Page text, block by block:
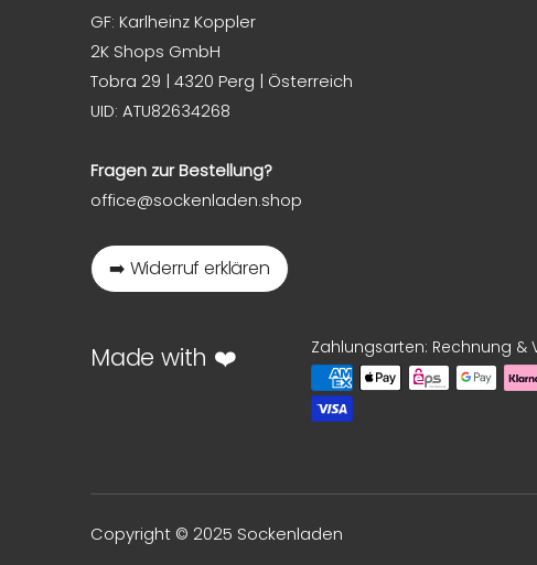
GF: Karlheinz Koppler
2K Shops GmbH
Tobra 29 | 4320 Perg | Österreich
UID: ATU82634268
Fragen zur Bestellung?
office@sockenladen.shop
➡️ Widerruf erklären
Made with ❤️ Zahlungsarten: Rechnung &
Copyright © 2025 Sockenladen